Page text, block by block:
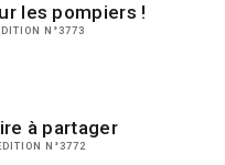
les pompiers !
N°3773
à partager
N°3772